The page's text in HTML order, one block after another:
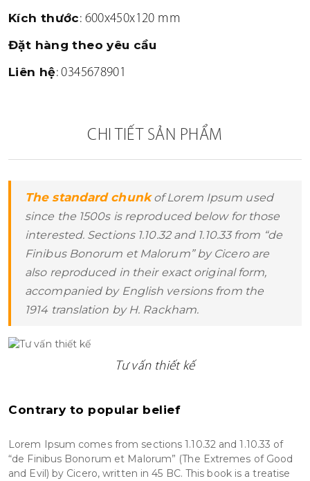
THEO CHUẨN LOẠI
DƯỚI 100M2
100M2-500M2
500M2-1000M2
TRÊN 1000M2
Kích thước: 600x450x120 mm
Đặt hàng theo yêu cầu
Liên hệ: 0345678901
CHI TIẾT SẢN PHẨM
The standard chunkof Lorem Ipsum used
since the 1500s is reproduced below for those
interested. Sections 1.10.32 and 1.10.33 from “de
Finibus Bonorum et Malorum” by Cicero are
also reproduced in their exact original form,
accompanied by English versions from the
1914 translation by H. Rackham.
Tư vấn thiết kế
Contrary to popular belief
Lorem Ipsum comes from sections 1.10.32 and 1.10.33 of
“de Finibus Bonorum et Malorum” (The Extremes of Good
and Evil) by Cicero, written in 45 BC. This book is a treatise